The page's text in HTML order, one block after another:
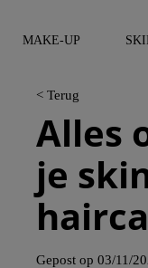
MAKE-UP
< Terug
Alles
je
Gepost op 03/11/